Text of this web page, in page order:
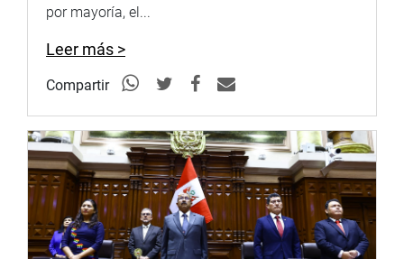
Heraldo:goo.gl/Ty5Tto
Portal: http://www.congreso.gob.pe/
Facebook:https://goo.gl/s5t7XN
Twitter:https://goo.gl/iMywRR
YouTube:https://goo.gl/VBXBNk
Radio: goo.gl/hMwTg1
fotografia.congreso.gob.pe
por mayoría, el...
Leer más >
Compartir